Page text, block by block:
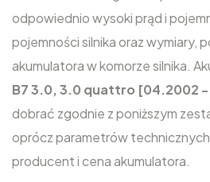
odpowiednio wysoki prąd i
pojemności silnika oraz wymiary,
akumulatora w komorze silnika.
B7 3.0, 3.0 quattro [04.2002 -
dobrać zgodnie z poniższym
oprócz parametrów
producent i cena akumulatora.